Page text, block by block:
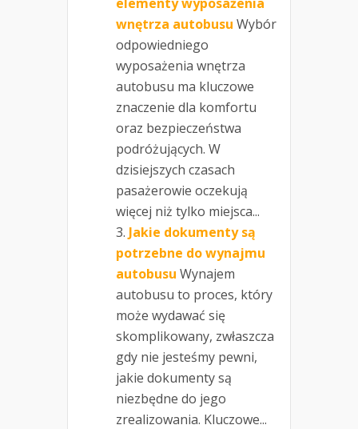
wnętrza autobusu Wybór
odpowiedniego
wyposażenia wnętrza
autobusu ma kluczowe
znaczenie dla komfortu
oraz bezpieczeństwa
podróżujących. W
dzisiejszych czasach
pasażerowie oczekują
więcej niż tylko miejsca...
Jakie dokumenty są
potrzebne do wynajmu
autobusu Wynajem
autobusu to proces, który
może wydawać się
skomplikowany, zwłaszcza
gdy nie jesteśmy pewni,
jakie dokumenty są
niezbędne do jego
zrealizowania. Kluczowe...